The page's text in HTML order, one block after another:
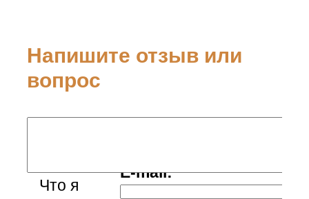
Напишите отзыв или
вопрос
E-mail:
Что я